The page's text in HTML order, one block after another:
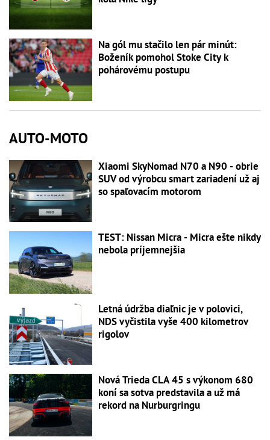
Na gól mu stačilo len pár minút:
Boženík pomohol Stoke City k
pohárovému postupu
AUTO-MOTO
Xiaomi SkyNomad N70 a N90 - obrie
SUV od výrobcu smart zariadení už aj
so spaľovacím motorom
TEST: Nissan Micra - Micra ešte nikdy
nebola príjemnejšia
Letná údržba diaľnic je v polovici,
NDS vyčistila vyše 400 kilometrov
rigolov
Nová Trieda CLA 45 s výkonom 680
koní sa sotva predstavila a už má
rekord na Nurburgringu